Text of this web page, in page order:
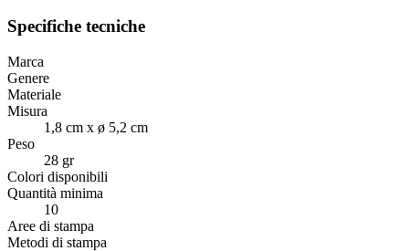
Specifiche tecniche
Marca
Genere
Materiale
Misura
1,8 cm x ø 5,2 cm
Peso
28 gr
Colori disponibili
Quantità minima
10
Aree di stampa
Metodi di stampa